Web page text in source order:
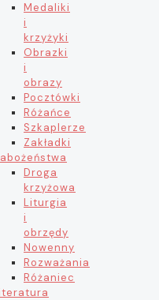
Medaliki
i
krzyżyki
Obrazki
i
obrazy
Pocztówki
Różańce
Szkaplerze
Zakładki
Droga
krzyżowa
Liturgia
i
obrzędy
Nowenny
Rozważania
Różaniec